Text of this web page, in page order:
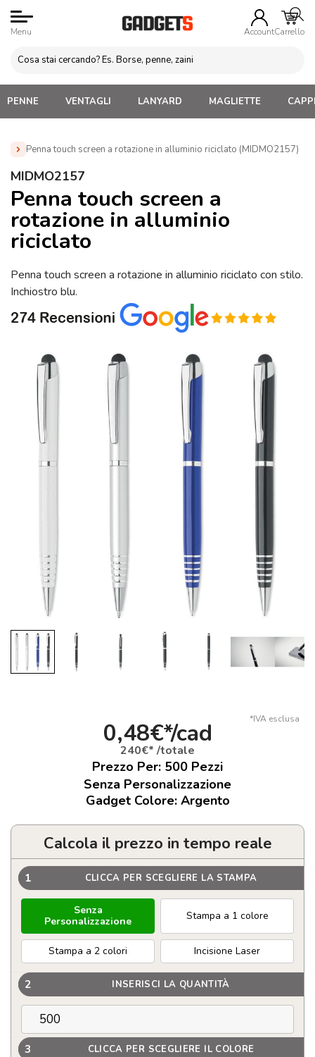
Menu AccountCarrello
PENNE VENTAGLI LANYARD MAGLIETTE
Penna touch screen a rotazione in alluminio riciclato (MIDMO2157)
Home » Penne Personalizzate con LOGO, Matite, Pastelli,
touch screen a rotazione in alluminio riciclato (MIDMO2157)
MIDMO2157
Penna touch screen a
rotazione in alluminio
riciclato
Penna touch screen a rotazione in alluminio riciclato con stilo.
Inchiostro blu.
*IVA esclusa
0,48€*/cad
240€* /totale
Prezzo Per: 500 Pezzi
Senza Personalizzazione
Gadget Colore: Argento
Calcola il prezzo in tempo reale
1 CLICCA PER SCEGLIERE LA STAMPA
Senza
Personalizzazione
Stampa a 1 colore
Stampa a 2 colori Incisione Laser
2 INSERISCI LA QUANTITÀ
3 CLICCA PER SCEGLIERE IL COLORE